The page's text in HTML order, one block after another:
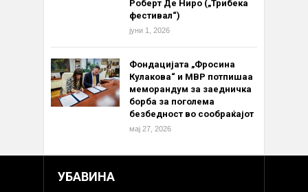
Роберт Де Ниро („Трибека
фестивал“)
јуни 1, 2026
Фондацијата „Фросина
Кулакова“ и МВР потпишаа
меморандум за заедничка
борба за поголема
безбедност во сообраќајот
мај 27, 2026
УБАВИНА